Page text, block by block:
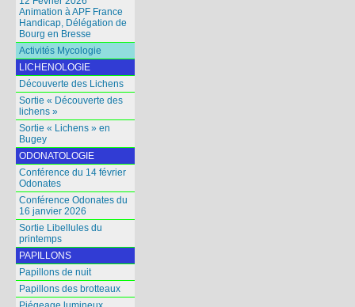
Animation à APF France
Handicap, Délégation de
Bourg en Bresse
Activités Mycologie
LICHENOLOGIE
Découverte des Lichens
Sortie « Découverte des
lichens »
Sortie « Lichens » en
Bugey
ODONATOLOGIE
Conférence du 14 février
Odonates
Conférence Odonates du
16 janvier 2026
Sortie Libellules du
printemps
PAPILLONS
Papillons de nuit
Papillons des brotteaux